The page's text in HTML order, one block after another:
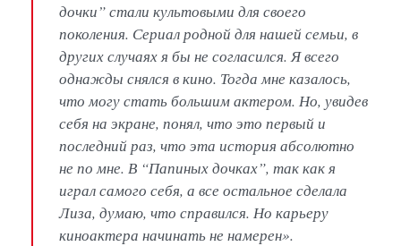
дочки” стали культовыми для своего
поколения. Сериал родной для нашей семьи, в
других случаях я бы не согласился. Я всего
однажды снялся в кино. Тогда мне казалось,
что могу стать большим актером. Но, увидев
себя на экране, понял, что это первый и
последний раз, что эта история абсолютно
не по мне. В “Папиных дочках”, так как я
играл самого себя, а все остальное сделала
Лиза, думаю, что справился. Но карьеру
киноактера начинать не намерен».